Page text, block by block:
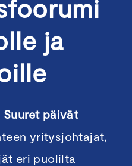
ja
Suuret päivät
yritysjohtajat,
eri puolilta